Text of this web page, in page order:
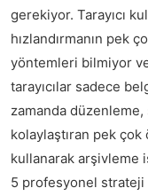
gerekiyor. Tarayıcı
hızlandırmanın pek
yöntemleri bilmiyor
tarayıcılar sadece
zamanda düzenleme,
kolaylaştıran pek çok
kullanarak arşivleme
5 profesyonel strateji